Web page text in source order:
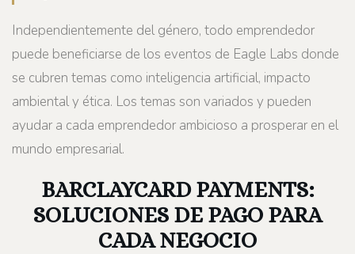
Independientemente del género, todo emprendedor
puede beneficiarse de los eventos de Eagle Labs donde
se cubren temas como inteligencia artificial, impacto
ambiental y ética. Los temas son variados y pueden
ayudar a cada emprendedor ambicioso a prosperar en el
mundo empresarial.
BARCLAYCARD PAYMENTS:
SOLUCIONES DE PAGO PARA
CADA NEGOCIO